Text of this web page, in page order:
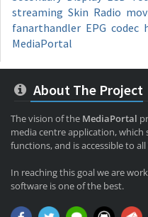
streaming Skin Radio
fanarthandler EPG codec
MediaPortal
About The Project
The vision of the MediaPortal
media centre application,
functions, and is accessible to
In reaching this goal we are
software is one of the best.